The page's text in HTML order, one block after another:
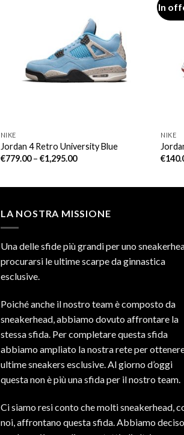
NIKE
Jordan 4 Retro University Blue
€779.00– €1,295.00
In
NIKE
€
LA NOSTRA MISSIONE
Una delle sfide più grandi per uno
procurarsi le ultime scarpe da ginnastica
esclusive.
Poiché anche il nostro team è composto da
sneakerhead, abbiamo dovuto affrontare la
stessa sfida. Per completare questa sfida
abbiamo ampliato la nostra rete per
ultime sneakers esclusive. Al giorno d’oggi
questa non è più una sfida per il nostro team.
Ci siamo resi conto che molti sneakerhead,
noi, affrontano questa sfida. Abbiamo